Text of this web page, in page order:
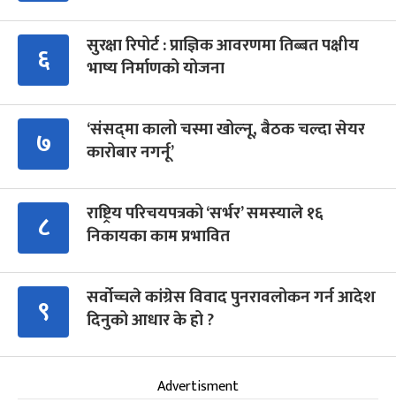
६
सुरक्षा रिपोर्ट : प्राज्ञिक आवरणमा तिब्बत पक्षीय
भाष्य निर्माणको योजना
७
‘संसद्‍मा कालो चस्मा खोल्नू, बैठक चल्दा सेयर
कारोबार नगर्नू’
८
राष्ट्रिय परिचयपत्रको ‘सर्भर’ समस्याले १६
निकायका काम प्रभावित
९
सर्वोच्चले कांग्रेस विवाद पुनरावलोकन गर्न आदेश
दिनुको आधार के हो ?
Advertisment